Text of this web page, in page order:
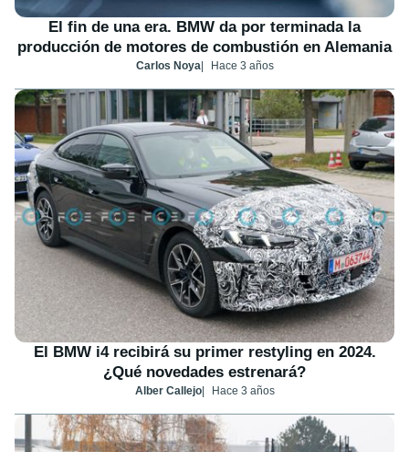
El fin de una era. BMW da por terminada la
producción de motores de combustión en Alemania
Carlos Noya Hace 3 años
El BMW i4 recibirá su primer restyling en 2024.
¿Qué novedades estrenará?
Alber Callejo Hace 3 años